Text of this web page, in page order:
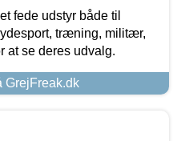
fede udstyr både til
træning, militær,
at se deres udvalg.
GrejFreak.dk